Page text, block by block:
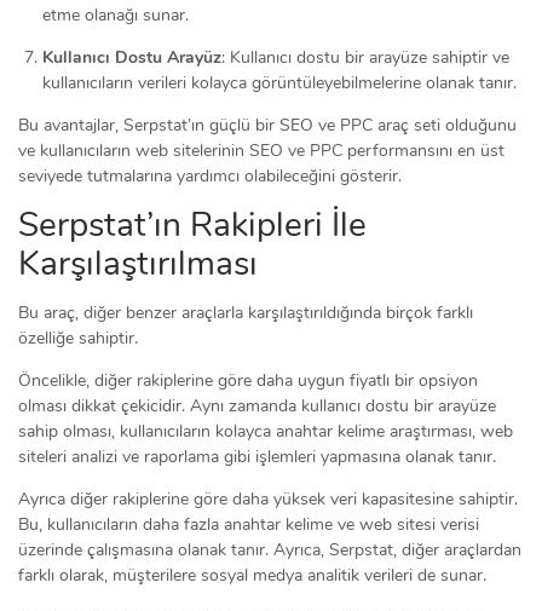
etme olanağı sunar.
Kullanıcı Dostu Arayüz: Kullanıcı dostu bir arayüze sahiptir ve
kullanıcıların verileri kolayca görüntüleyebilmelerine olanak tanır.
Bu avantajlar, Serpstat’ın güçlü bir SEO ve PPC araç seti olduğunu
ve kullanıcıların web sitelerinin SEO ve PPC performansını en üst
seviyede tutmalarına yardımcı olabileceğini gösterir.
Serpstat’ın Rakipleri İle
Karşılaştırılması
Bu araç, diğer benzer araçlarla karşılaştırıldığında birçok farklı
özelliğe sahiptir.
Öncelikle, diğer rakiplerine göre daha uygun fiyatlı bir opsiyon
olması dikkat çekicidir. Aynı zamanda kullanıcı dostu bir arayüze
sahip olması, kullanıcıların kolayca anahtar kelime araştırması, web
siteleri analizi ve raporlama gibi işlemleri yapmasına olanak tanır.
Ayrıca diğer rakiplerine göre daha yüksek veri kapasitesine sahiptir.
Bu, kullanıcıların daha fazla anahtar kelime ve web sitesi verisi
üzerinde çalışmasına olanak tanır. Ayrıca, Serpstat, diğer araçlardan
farklı olarak, müşterilere sosyal medya analitik verileri de sunar.